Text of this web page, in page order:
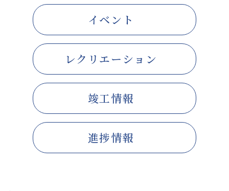
イベント
レクリエーション
竣工情報
進捗情報